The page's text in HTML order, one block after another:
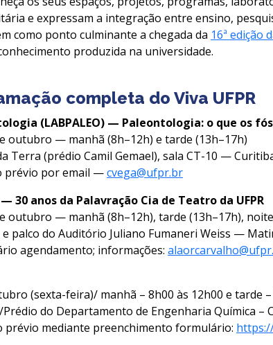
e expressam a integração entre ensino,
como ponto culminante a chegada da 16ª edição
produzida na universidade.
completa do Viva UFPR
(LABPALEO) — Paleontologia: o que os
outubro — manhã (8h–12h) e tarde (13h–17h)
Terra (prédio Camil Gemael), sala CT-10 —
prévio por email —cvega@ufpr.br
anos da Palavração Cia de Teatro da UFPR
outubro — manhã (8h–12h), tarde (13h–17h),
e palco do Auditório Juliano Fumaneri Weiss —
agendamento; informações:
(sexta-feira)/ manhã – 8h00 às 12h00 e tarde
do Departamento de Engenharia Química –
prévio mediante preenchimento formulário: